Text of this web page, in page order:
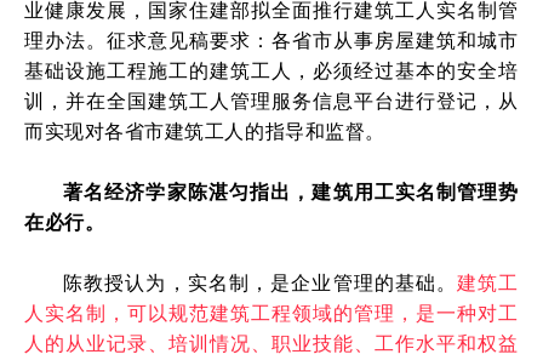
业健康发展，国家住建部拟全面推行建筑工人实名制管
理办法。征求意见稿要求：各省市从事房屋建筑和城市
基础设施工程施工的建筑工人，必须经过基本的安全培
训，并在全国建筑工人管理服务信息平台进行登记，从
而实现对各省市建筑工人的指导和监督。
著名经济学家陈湛匀指出，建筑用工实名制管理势
在必行。
陈教授认为，实名制，是企业管理的基础。建筑工
人实名制，可以规范建筑工程领域的管理，是一种对工
人的从业记录、培训情况、职业技能、工作水平和权益